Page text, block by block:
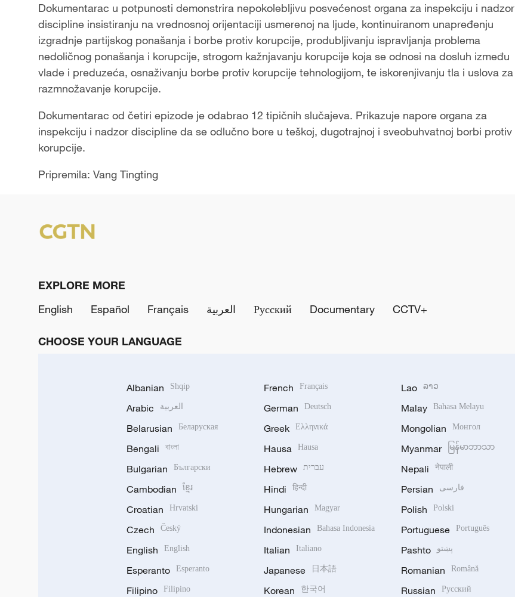
Dokumentarac u potpunosti demonstrira nepokolebljivu posvećenost organa za inspekciju i nadzor
discipline insistiranju na vrednosnoj orijentaciji usmerenoj na ljude, kontinuiranom unapređenju
izgradnje partijskog ponašanja i borbe protiv korupcije, produbljivanju ispravljanja problema
nedoličnog ponašanja i korupcije, strogom kažnjavanju korupcije koja se odnosi na dosluh između
vlade i preduzeća, osnaživanju borbe protiv korupcije tehnologijom, te iskorenjivanju tla i uslova za
razmnožavanje korupcije.
Dokumentarac od četiri epizode je odabrao 12 tipičnih slučajeva. Prikazuje napore organa za
inspekciju i nadzor discipline da se odlučno bore u teškoj, dugotrajnoj i sveobuhvatnoj borbi protiv
korupcije.
Pripremila: Vang Tingting
EXPLORE MORE
English
Español Français العربية Русский Documentary CCTV+
CHOOSE YOUR LANGUAGE
Albanian Shqip
Arabic العربية
Belarusian Беларуская
Bengali বাংলা
Bulgarian Български
Cambodian ខ្មែរ
Croatian Hrvatski
Czech Český
English English
Esperanto Esperanto
Filipino Filipino
French Français
German Deutsch
Greek Ελληνικά
Hausa Hausa
Hebrew עברית
Hindi हिन्दी
Hungarian Magyar
Indonesian Bahasa Indonesia
Italian Italiano
Japanese 日本語
Korean 한국어
Lao ລາວ
Malay Bahasa Melayu
Mongolian Монгол
Myanmar မြန်မာဘာသာ
Nepali नेपाली
Persian فارسی
Polish Polski
Portuguese Português
Pashto پښتو
Romanian Română
Russian Русский